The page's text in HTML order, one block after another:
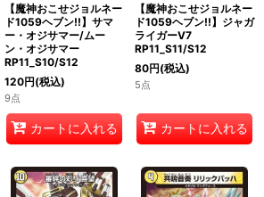
【魔神おこせジョルネー
ド1059ヘブン!!】サマ
ー・オジサマー/ムー
ン・オジサマー
RP11_S10/S12
120円(税込)
9点
カートに入れる
【魔神おこせジョルネー
ド1059ヘブン!!】ジャガ
ライガーV7
RP11_S11/S12
80円(税込)
5点
カートに入れる